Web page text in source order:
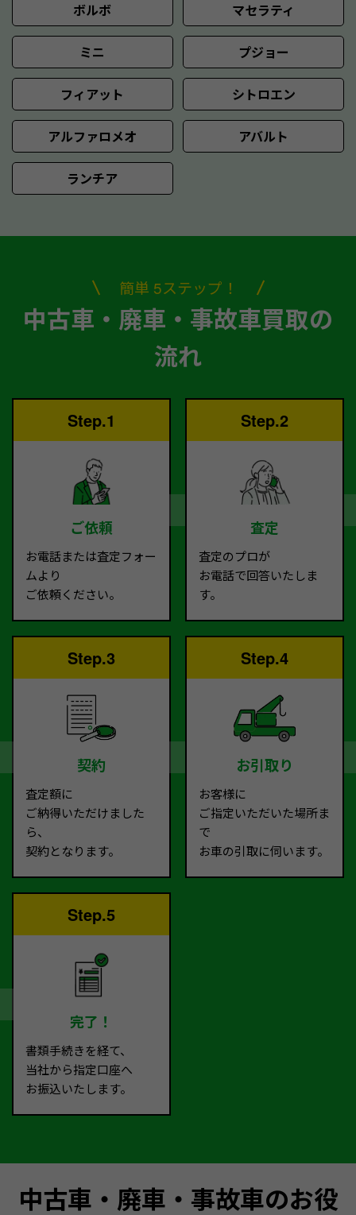
ボルボ マセラティ
ミニ プジョー
フィアット シトロエン
アルファロメオ アバルト
ランチア
簡単 5ステップ！
中古車・廃車・事故車買取の
流れ
Step.1
ご依頼
お電話または査定フォー
ムより
ご依頼ください。
Step.2
査定
査定のプロが
お電話で回答いたしま
す。
Step.3
契約
査定額に
ご納得いただけました
ら、
契約となります。
Step.4
お引取り
お客様に
ご指定いただいた場所ま
で
お車の引取に伺います。
Step.5
完了！
書類手続きを経て、
当社から指定口座へ
お振込いたします。
中古車・廃車・事故車のお役